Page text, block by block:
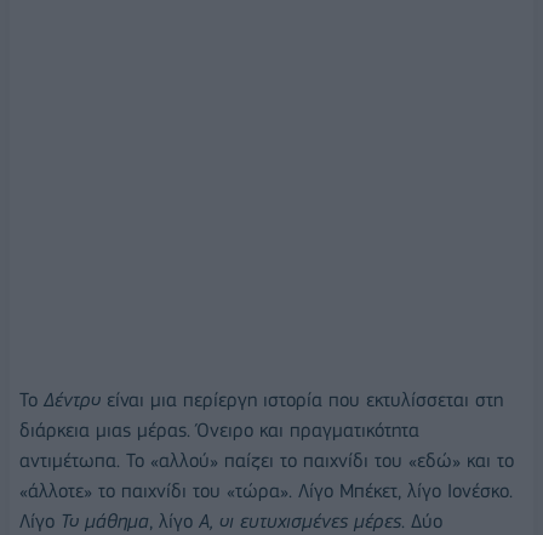
To Δέντρο είναι µια περίεργη ιστορία που εκτυλίσσεται στη
διάρκεια µιας µέρας. Όνειρο και πραγµατικότητα
αντιµέτωπα. Το «αλλού» παίζει το παιχνίδι του «εδώ» και το
«άλλοτε» το παιχνίδι του «τώρα». Λίγο Μπέκετ, λίγο Ιονέσκο.
Λίγο Το µάθηµα, λίγο Α, οι ευτυχισµένες µέρες. Δύο